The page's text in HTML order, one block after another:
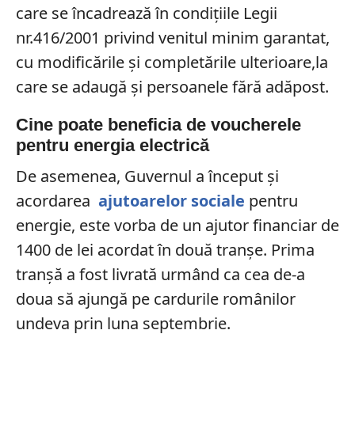
care se încadrează în condițiile Legii
nr.416/2001 privind venitul minim garantat,
cu modificările și completările ulterioare,la
care se adaugă și persoanele fără adăpost.
Cine poate beneficia de voucherele
pentru energia electrică
De asemenea, Guvernul a început și
acordarea ajutoarelor sociale pentru
energie, este vorba de un ajutor financiar de
1400 de lei acordat în două tranșe. Prima
tranșă a fost livrată urmând ca cea de-a
doua să ajungă pe cardurile românilor
undeva prin luna septembrie.